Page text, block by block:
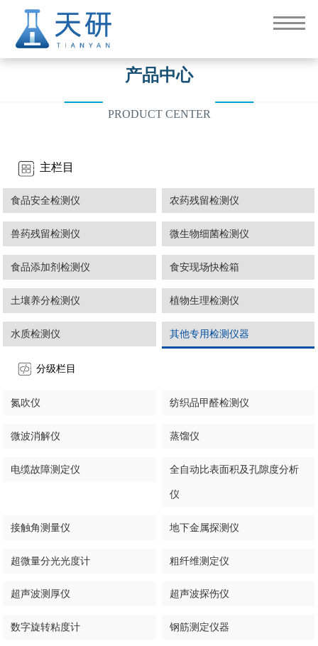
产品中心
PRODUCT CENTER
主栏目
食品安全检测仪 农药残留检测仪
兽药残留检测仪 微生物细菌检测仪
食品添加剂检测仪 食安现场快检箱
土壤养分检测仪 植物生理检测仪
水质检测仪 其他专用检测仪器
分级栏目
氮吹仪 纺织品甲醛检测仪
微波消解仪 蒸馏仪
电缆故障测定仪 全自动比表面积及孔隙度分析
仪
接触角测量仪 地下金属探测仪
超微量分光光度计 粗纤维测定仪
超声波测厚仪 超声波探伤仪
数字旋转粘度计 钢筋测定仪器